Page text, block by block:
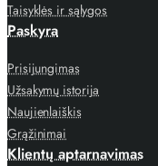
Taisyklės ir sąlygos
Paskyra
Prisijungimas
Užsakymų istorija
Naujienlaiškis
Grąžinimai
Klientų aptarnavimas